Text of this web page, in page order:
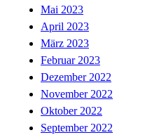
Mai 2023
April 2023
März 2023
Februar 2023
Dezember 2022
November 2022
Oktober 2022
September 2022